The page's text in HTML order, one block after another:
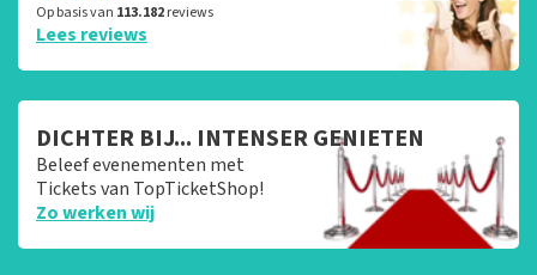
Op basis van 113.182reviews
Lees reviews
DICHTER BIJ... INTENSER GENIETEN
Beleef evenementen met
Tickets van TopTicketShop!
Zo werken wij